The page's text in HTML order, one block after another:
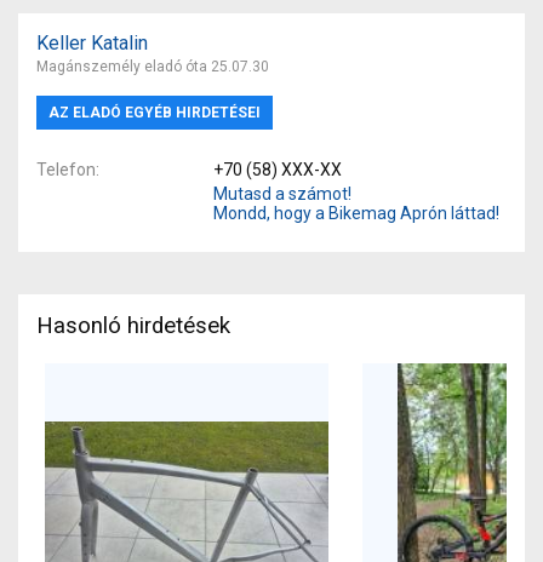
Keller Katalin
Magánszemély eladó óta 25.07.30
AZ ELADÓ EGYÉB HIRDETÉSEI
Telefon
+70 (58) XXX-XX
Mutasd a számot!
Mondd, hogy a Bikemag Aprón láttad!
Hasonló hirdetések